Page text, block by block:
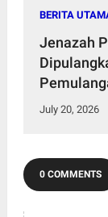
BERITA
Jenazah
Harap
July 20, 2026
0 COMMENTS